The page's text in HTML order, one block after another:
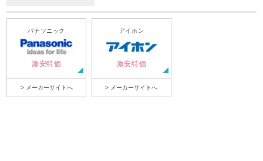
パナソニック
激安特価
> メーカーサイトへ
アイホン
激安特価
> メーカーサイトへ